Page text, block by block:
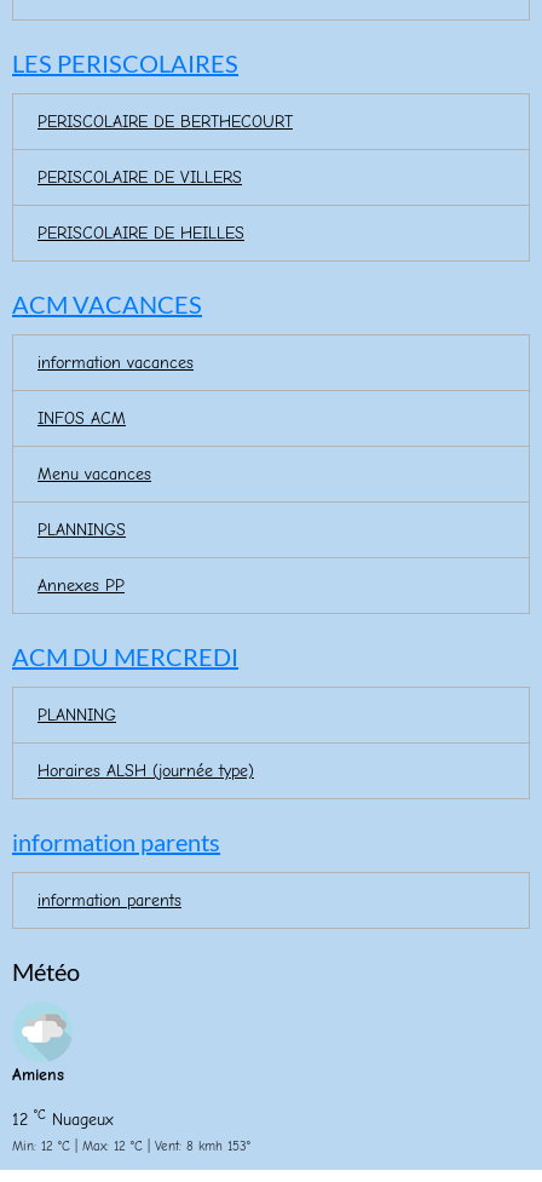
LES PERISCOLAIRES
PERISCOLAIRE DE BERTHECOURT
PERISCOLAIRE DE VILLERS
PERISCOLAIRE DE HEILLES
ACM VACANCES
information vacances
INFOS ACM
Menu vacances
PLANNINGS
Annexes PP
ACM DU MERCREDI
PLANNING
Horaires ALSH (journée type)
information parents
information parents
Météo
Amiens
12 °C Nuageux
Min: 12 °C | Max: 12 °C | Vent: 8 kmh 153°